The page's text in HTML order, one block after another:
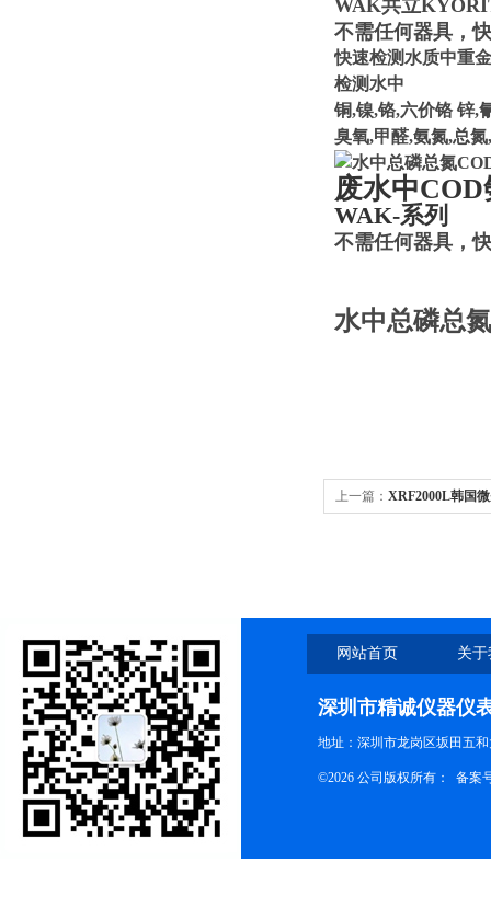
WAK共立
不需任何器具，
快速检测水质中重
检测水中
铜,镍,铬,六价铬 锌,
臭氧,甲醛,氨氮,总
废水中COD
WAK-系列
不需任何器具，
水中总磷总
上一篇： XRF2000L韩国
网站首页 关
深圳市精诚仪器仪
地址：深圳市龙岗区坂田五
©2026 公司版权所有： 备案